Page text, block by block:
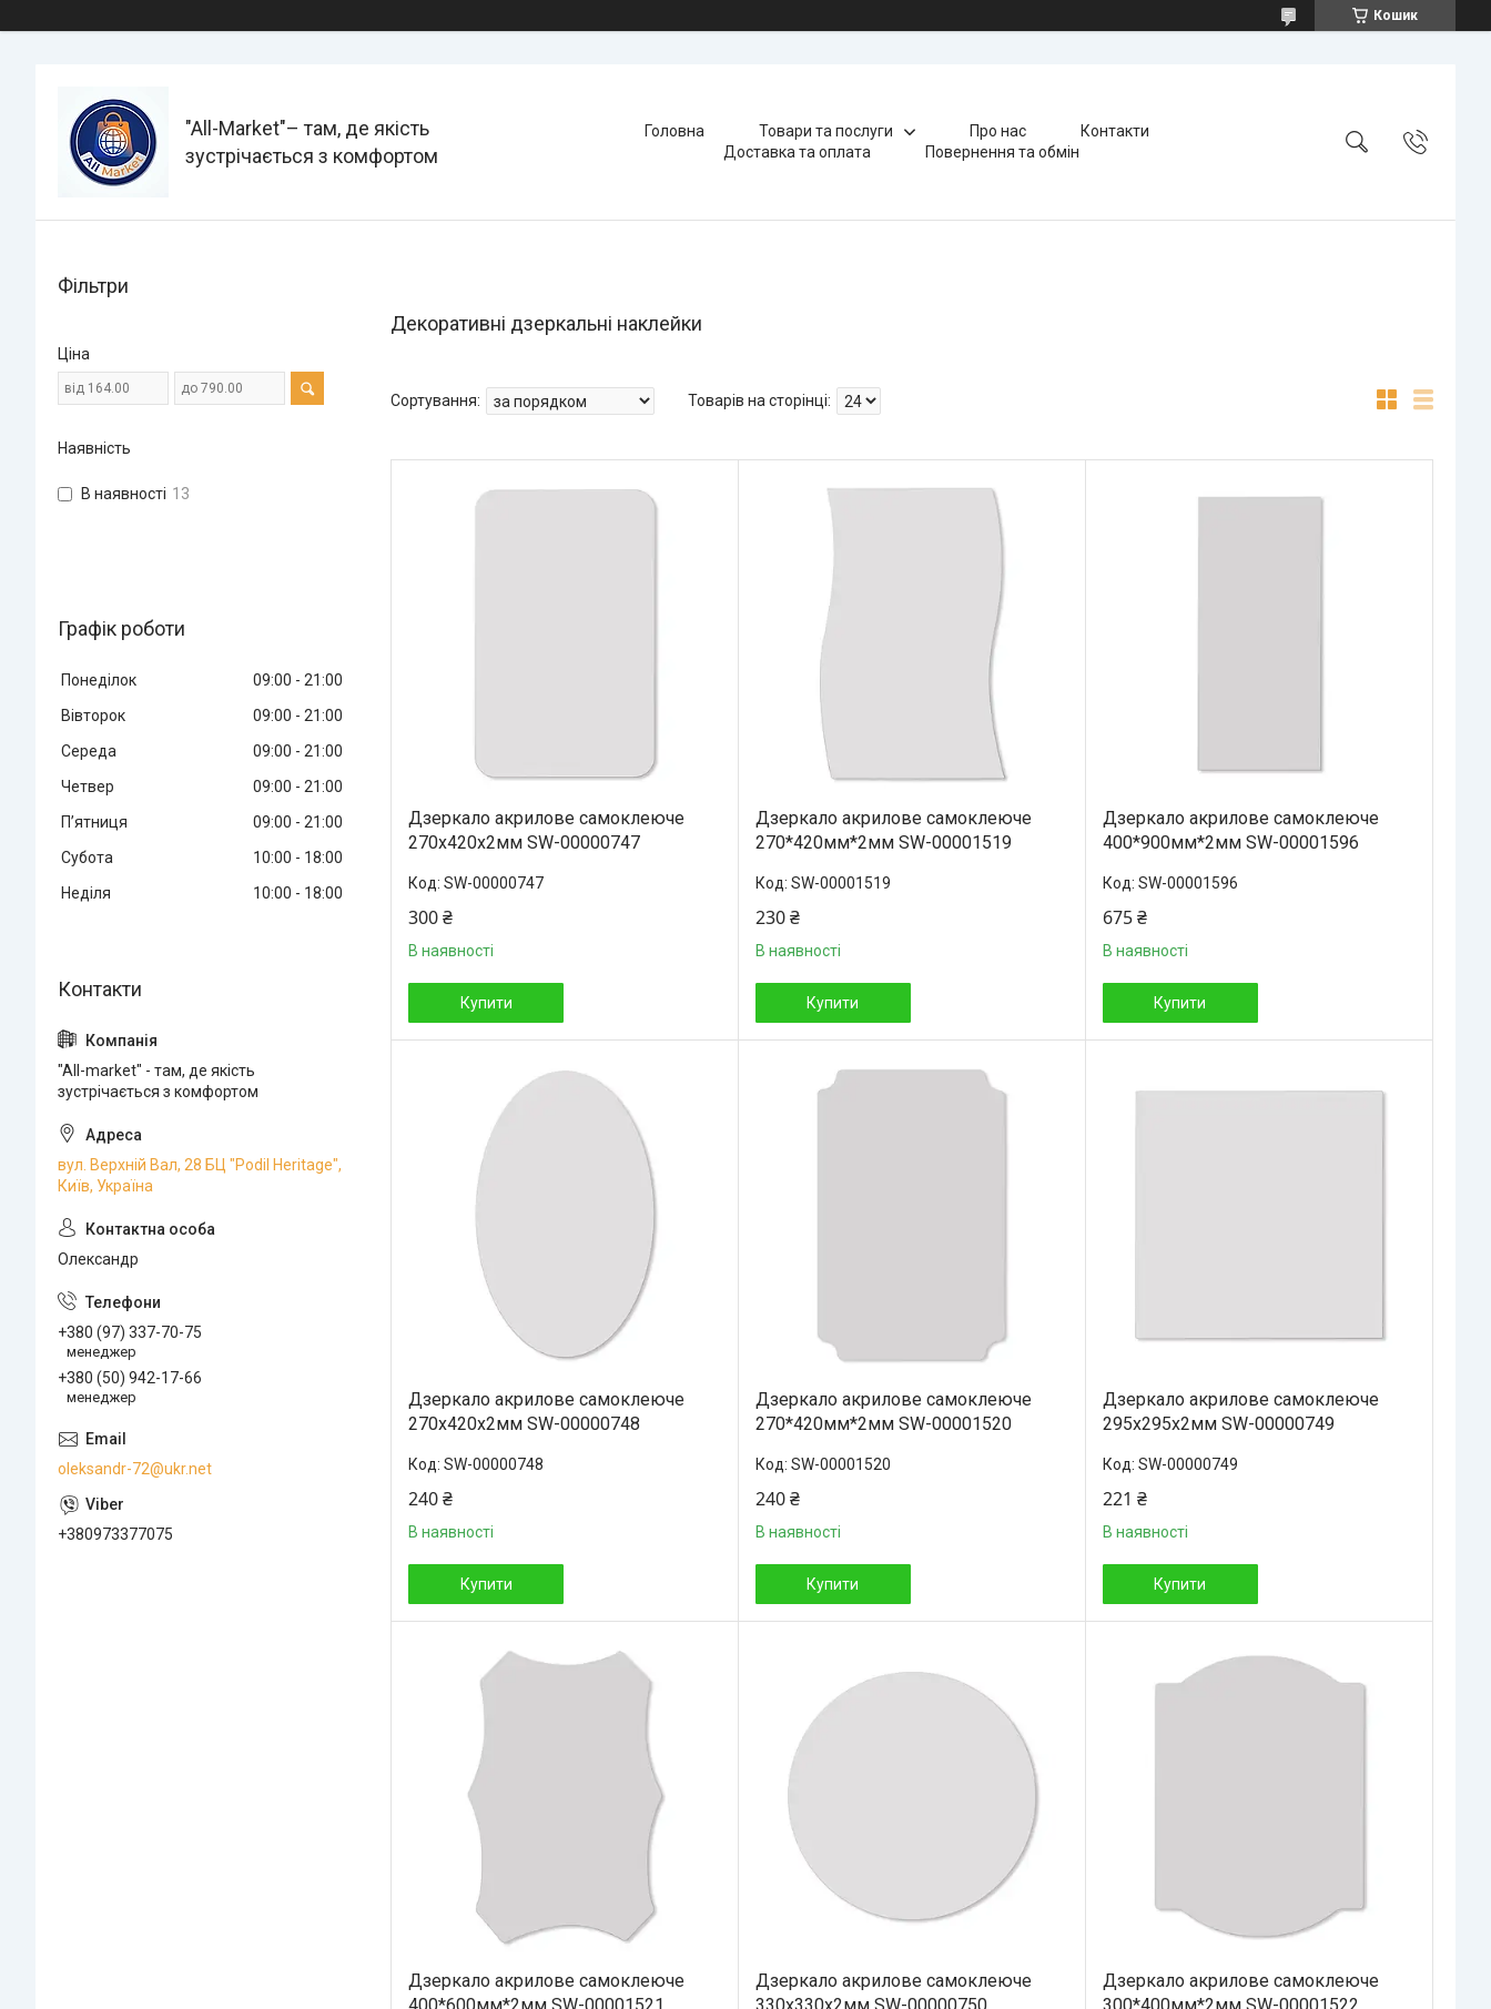
Кошик
"All-Мarket"– там, де якість
зустрічається з комфортом
Головна Товари та послуги Про нас
Контакти
Доставка та оплата
Повернення та обмін
Декоративні дзеркальні наклейки
Дзеркало акрилове самоклеюче
270х420х2мм SW-00000747
SW-00000747
300 ₴
В наявності
Купити
Дзеркало акрилове самоклеюче
270*420мм*2мм SW-00001519
SW-00001519
230 ₴
В наявності
Купити
Дзеркало акрилове самоклеюче
400*900мм*2мм SW-00001596
SW-00001596
675 ₴
В наявності
Купити
Дзеркало акрилове самоклеюче
270х420х2мм SW-00000748
SW-00000748
240 ₴
В наявності
Купити
Дзеркало акрилове самоклеюче
270*420мм*2мм SW-00001520
SW-00001520
240 ₴
В наявності
Купити
Дзеркало акрилове самоклеюче
295х295х2мм SW-00000749
SW-00000749
221 ₴
В наявності
Купити
Дзеркало акрилове самоклеюче
Дзеркало акрилове самоклеюче
Дзеркало акрилове самоклеюче
Фільтри
Ціна
Наявність
В наявності 13
Графік роботи
Понеділок 09:00
21:00
Вівторок
09:00
21:00
Середа
09:00
21:00
Четвер
09:00
21:00
Пʼятниця
09:00
21:00
Субота
10:00
18:00
Неділя
10:00 18:00
"All-market" - там, де якість
зустрічається з комфортом
вул. Верхній Вал, 28 БЦ "Podil Heritage",
Київ, Україна
Олександр
+380 (97) 337-70-75
менеджер
+380 (50) 942-17-66
менеджер
oleksandr-72@ukr.net
+380973377075